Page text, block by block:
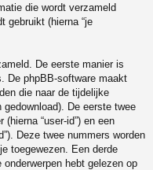
die wordt verzameld
gebruikt (hierna “je
De eerste manier is
De phpBB-software maakt
die naar de tijdelijke
De eerste twee
“user-id”) en een
Deze twee nummers worden
toegewezen. Een derde
hebt gelezen op